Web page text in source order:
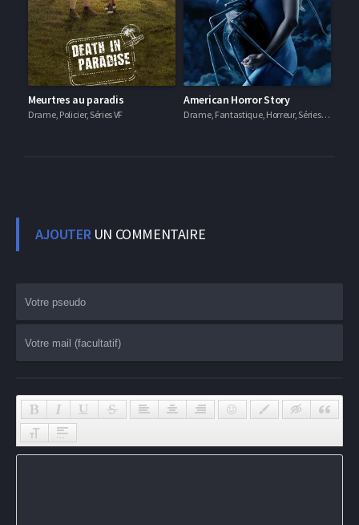
Meurtres au paradis
Drame, Policier, Séries VF
American Horror Story
Drame, Fantastique, Horreur, Séries VF
AJOUTERUN COMMENTAIRE